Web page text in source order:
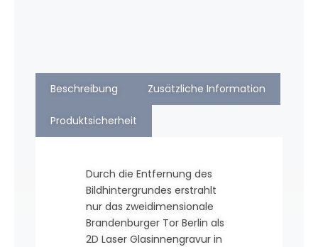
Beschreibung Zusätzliche Information
Produktsicherheit
Durch die Entfernung des
Bildhintergrundes erstrahlt
nur das zweidimensionale
Brandenburger Tor Berlin als
2D Laser Glasinnengravur in